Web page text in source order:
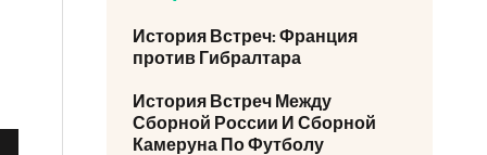
История Встреч: Франция
против Гибралтара
История Встреч Между
Сборной России И Сборной
Камеруна По Футболу